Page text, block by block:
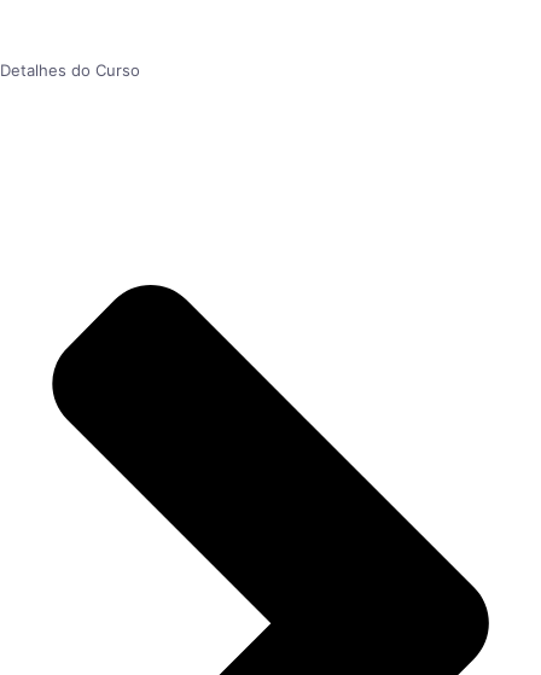
Detalhes do Curso